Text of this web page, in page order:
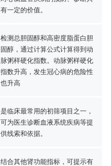
有一定的价值。
检测总胆固醇和高密度脂蛋白胆
固醇，通过计算公式计算得到动
脉粥样硬化指数。动脉粥样硬化
指数升高，发生冠心病的危险性
也升高
是临床最常用的初筛项目之一，
可为医生诊断血液系统疾病等提
供线索和依据。
结合其他肾功能指标，可提示有